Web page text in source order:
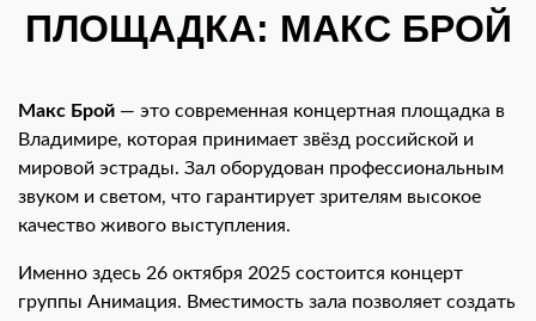
ПЛОЩАДКА: МАКС БРОЙ
Макс Брой — это современная концертная площадка в
Владимире, которая принимает звёзд российской и
мировой эстрады. Зал оборудован профессиональным
звуком и светом, что гарантирует зрителям высокое
качество живого выступления.
Именно здесь 26 октября 2025 состоится концерт
группы Анимация. Вместимость зала позволяет создать